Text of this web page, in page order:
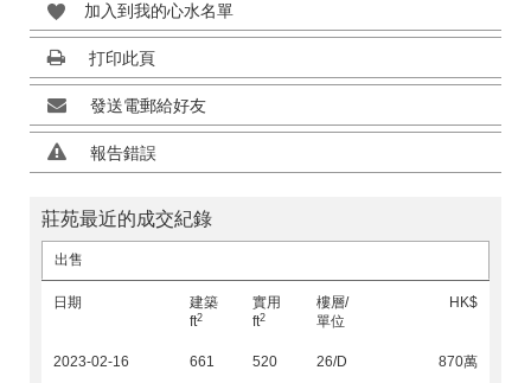
加入到我的心水名單
打印此頁
發送電郵給好友
報告錯誤
莊苑最近的成交紀錄
出售
日期
建築
ft2
實用
ft2
樓層/
單位
HK$
2023-02-16 661 520 26/D
870萬